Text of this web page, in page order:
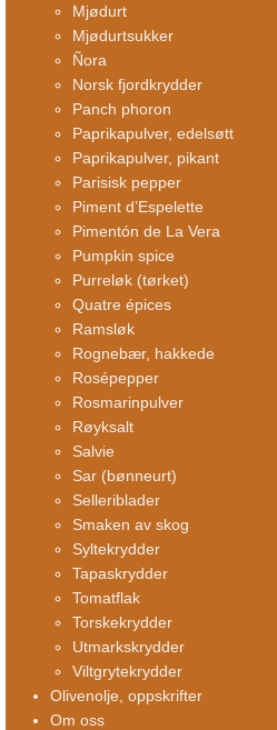
Mjødurt
Mjødurtsukker
Ñora
Norsk fjordkrydder
Panch phoron
Paprikapulver, edelsøtt
Paprikapulver, pikant
Parisisk pepper
Piment d’Espelette
Pimentón de La Vera
Pumpkin spice
Purreløk (tørket)
Quatre épices
Ramsløk
Rognebær, hakkede
Rosépepper
Rosmarinpulver
Røyksalt
Salvie
Sar (bønneurt)
Selleriblader
Smaken av skog
Syltekrydder
Tapaskrydder
Tomatflak
Torskekrydder
Utmarkskrydder
Viltgrytekrydder
Olivenolje, oppskrifter
Om oss